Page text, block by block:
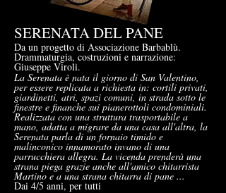
SERENATA DEL PANE
Da un progetto di Associazione Barbablù.
Drammaturgia, costruzioni e narrazione:
Giuseppe Viroli.
La Serenata è nata il giorno di San Valentino,
per essere replicata a richiesta in: cortili privati,
giardinetti, atri, spazi comuni, in strada sotto le
finestre e finanche sui pianerottoli condominiali.
Realizzata con una struttura trasportabile a
mano, adatta a migrare da una casa all'altra, la
Serenata parla di un fornaio timido e
malinconico innamorato invano di una
parrucchiera allegra. La vicenda prenderà una
strana piega grazie anche all'amico chitarrista
Martino e a una strana chitarra di pane ...
Dai 4/5 anni, per tutti